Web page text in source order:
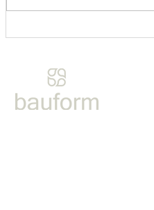
Nuevo Showroom 2023